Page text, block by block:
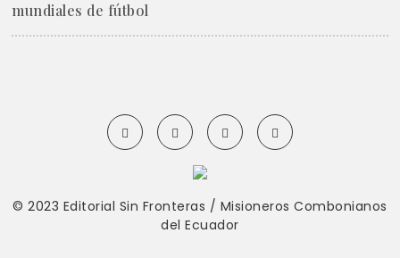
mundiales de fútbol
© 2023 Editorial Sin Fronteras / Misioneros Combonianos
del Ecuador